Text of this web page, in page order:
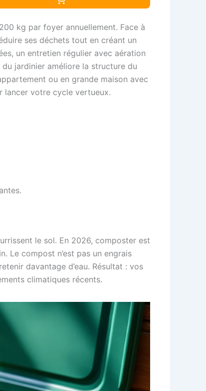
kg par foyer annuellement. Face à
ses déchets tout en créant un
un entretien régulier avec aération
jardinier améliore la structure du
ou en grande maison avec
lancer votre cycle vertueux.
le sol. En 2026, composter est
Le compost n’est pas un engrais
davantage d’eau. Résultat : vos
climatiques récents.